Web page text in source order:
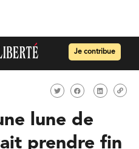
Je contribue
lune de
prendre fin